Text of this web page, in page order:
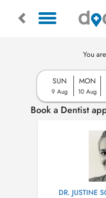
You
SUN
9 Aug
MON
10 Aug
Book a Dentist
DR. JUSTINE